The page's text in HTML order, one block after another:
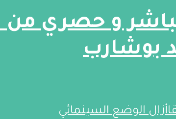
و حصري من
بوشارب
أزالالوضع السينمائي